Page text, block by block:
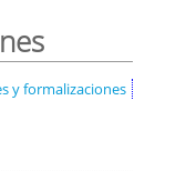
y formalizaciones